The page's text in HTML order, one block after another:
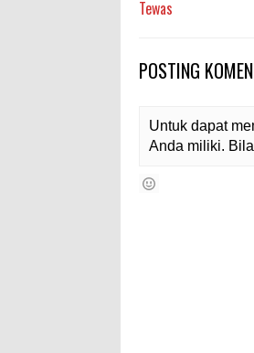
Tewas
POSTING
Untuk dapat
Anda miliki.